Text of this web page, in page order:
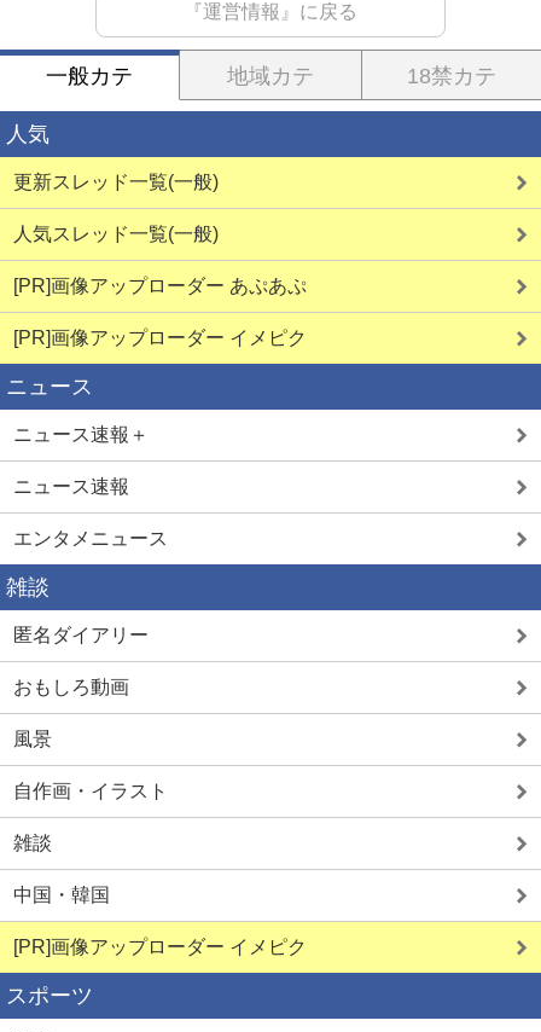
『運営情報』に戻る
一般カテ 地域カテ 18禁カテ
人気
更新スレッド一覧(一般)
人気スレッド一覧(一般)
[PR]画像アップローダー あぷあぷ
[PR]画像アップローダー イメピク
ニュース
ニュース速報＋
ニュース速報
エンタメニュース
雑談
匿名ダイアリー
おもしろ動画
風景
自作画・イラスト
雑談
中国・韓国
[PR]画像アップローダー イメピク
スポーツ